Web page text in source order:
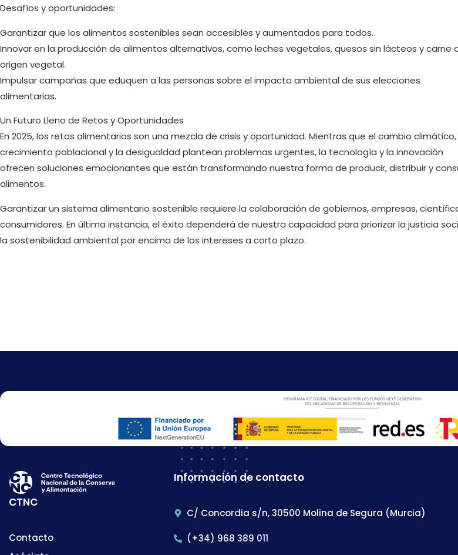
Desafíos y oportunidades:
Garantizar que los alimentos sostenibles sean accesibles y aumentados para todos.
Innovar en la producción de alimentos alternativos, como leches vegetales, quesos sin lácteos y carne
origen vegetal.
Impulsar campañas que eduquen a las personas sobre el impacto ambiental de sus elecciones
alimentarias.
Un Futuro Lleno de Retos y Oportunidades
En 2025, los retos alimentarios son una mezcla de crisis y oportunidad. Mientras que el cambio climático,
crecimiento poblacional y la desigualdad plantean problemas urgentes, la tecnología y la innovación
ofrecen soluciones emocionantes que están transformando nuestra forma de producir, distribuir y
alimentos.
Garantizar un sistema alimentario sostenible requiere la colaboración de gobiernos, empresas,
consumidores. En última instancia, el éxito dependerá de nuestra capacidad para priorizar la justicia
la sostenibilidad ambiental por encima de los intereses a corto plazo.
CTNC
Contacto
Información de contacto
C/ Concordia s/n, 30500 Molina de Segura (Murcia)
(+34) 968 389 011